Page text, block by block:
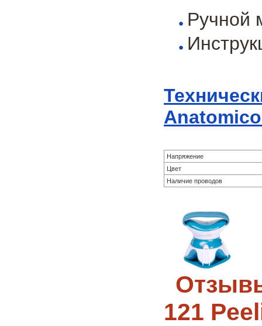
Ручной
Напряжение
Цвет
Наличие проводов
121